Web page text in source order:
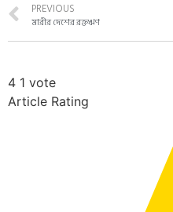
PREVIOUS
মারীর দেশের রক্তঋণ
4 1 vote
Article Rating